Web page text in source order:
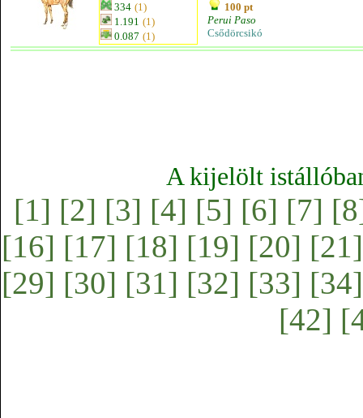
334 (1)
1.191 (1)
0.087 (1)
100 pt
Perui Paso
Csődörcsikó
A kijelölt
[1] [2] [3] [4] [5] [6] [7]
[16] [17] [18] [19] [20] [21]
[29] [30] [31] [32] [33] [34]
[42]